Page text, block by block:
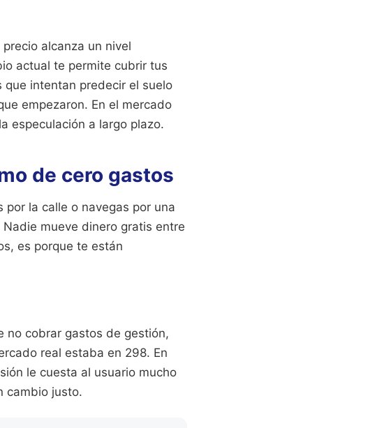
alcanza un nivel
actual te permite cubrir tus
que intentan predecir el suelo
empezaron. En el mercado
especulación a largo plazo.
de cero gastos
la calle o navegas por una
mueve dinero gratis entre
es porque te están
no cobrar gastos de gestión,
real estaba en 298. En
le cuesta al usuario mucho
cambio justo.